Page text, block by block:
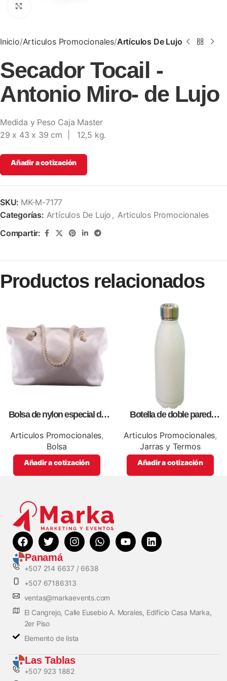
Inicio Articulos Promocionales Artículos De Lujo
Secador Tocail -
Antonio Miro- de Lujo
Medida y Peso Caja Master
29 x 43 x 39 cm | 12,5 kg.
Añadir a cotización
SKU: MK-M-7177
Categorías: Artículos De Lujo , Articulos Promocionales
Compartir:
Productos relacionados
Bolsa de nylon especial de
con impresión full color.
Articulos Promocionales,
Bolsa
Añadir a cotización
Botella de doble pared
promocionales
Articulos Promocionales,
Jarras y Termos
Añadir a cotización
Panamá
+507 214 6637 / 6638
+507 67186313
ventas@markaevents.com
El Cangrejo, Calle Eusebio A. Morales, Edificio Casa Marka,
2er Piso
Elemento de lista
Las Tablas
+507 923 1882